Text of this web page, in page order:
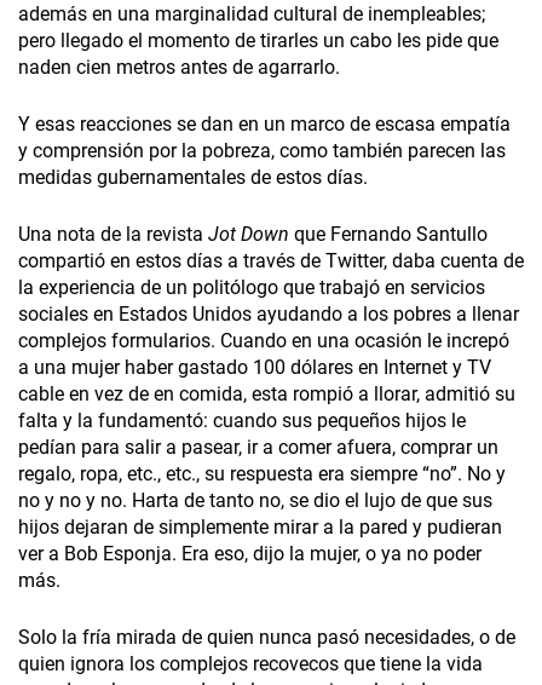
además en una marginalidad cultural de inempleables;
pero llegado el momento de tirarles un cabo les pide que
naden cien metros antes de agarrarlo.
Y esas reacciones se dan en un marco de escasa empatía
y comprensión por la pobreza, como también parecen las
medidas gubernamentales de estos días.
Una nota de la revista Jot Down que Fernando Santullo
compartió en estos días a través de Twitter, daba cuenta de
la experiencia de un politólogo que trabajó en servicios
sociales en Estados Unidos ayudando a los pobres a llenar
complejos formularios. Cuando en una ocasión le increpó
a una mujer haber gastado 100 dólares en Internet y TV
cable en vez de en comida, esta rompió a llorar, admitió su
falta y la fundamentó: cuando sus pequeños hijos le
pedían para salir a pasear, ir a comer afuera, comprar un
regalo, ropa, etc., etc., su respuesta era siempre “no”. No y
no y no y no. Harta de tanto no, se dio el lujo de que sus
hijos dejaran de simplemente mirar a la pared y pudieran
ver a Bob Esponja. Era eso, dijo la mujer, o ya no poder
más.
Solo la fría mirada de quien nunca pasó necesidades, o de
quien ignora los complejos recovecos que tiene la vida